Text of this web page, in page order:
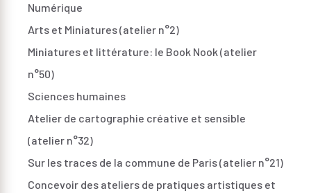
Numérique
Arts et Miniatures (atelier n°2)
Miniatures et littérature: le Book Nook (atelier
n°50)
Sciences humaines
Atelier de cartographie créative et sensible
(atelier n°32)
Sur les traces de la commune de Paris (atelier n°21)
Concevoir des ateliers de pratiques artistiques et